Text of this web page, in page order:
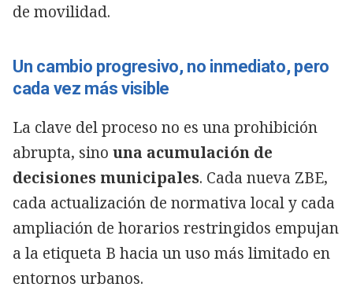
de movilidad.
Un cambio progresivo, no inmediato, pero
cada vez más visible
La clave del proceso no es una prohibición
abrupta, sino una acumulación de
decisiones municipales. Cada nueva ZBE,
cada actualización de normativa local y cada
ampliación de horarios restringidos empujan
a la etiqueta B hacia un uso más limitado en
entornos urbanos.